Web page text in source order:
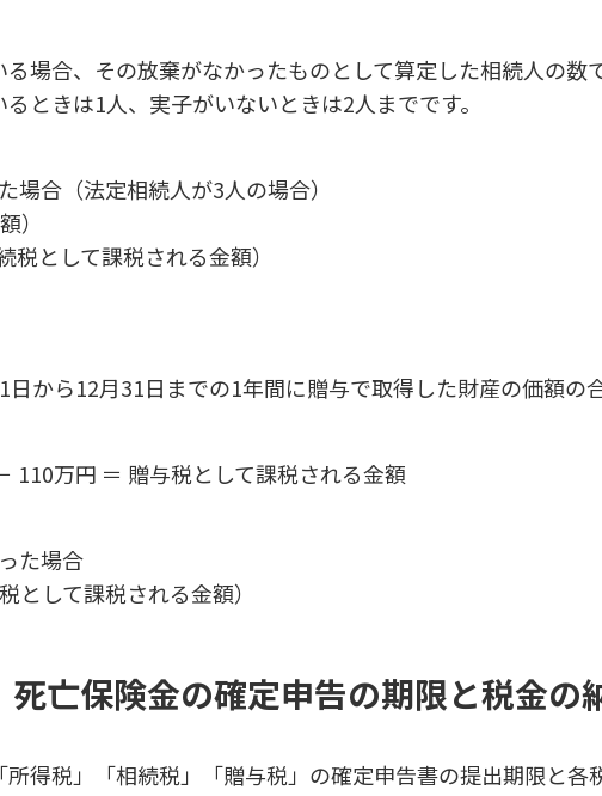
場合、その放棄がなかったものとして算定した相続人の
ときは1人、実子がいないときは2人までです。
合（法定相続人が3人の場合）
）
として課税される金額）
から12月31日までの1年間に贈与で取得した財産の価額の
110万円 ＝ 贈与税として課税される金額
た場合
として課税される金額）
死亡保険金の確定申告の期限と税金の
得税」「相続税」「贈与税」の確定申告書の提出期限と各